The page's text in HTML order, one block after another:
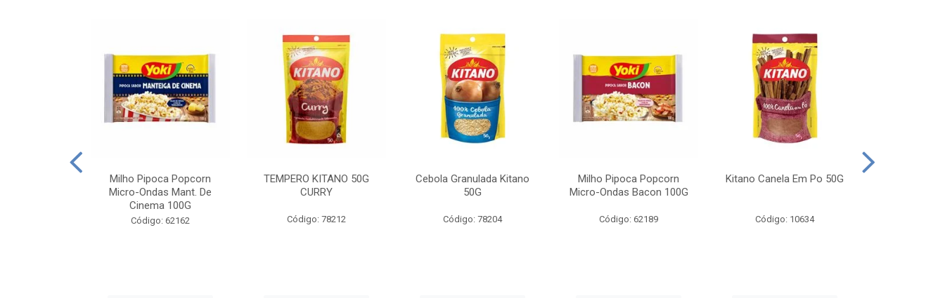
Milho Pipoca Popcorn
Micro-Ondas Mant. De
Cinema 100G
Código: 62162
TEMPERO KITANO 50G
CURRY
Código: 78212
Cebola Granulada Kitano
50G
Código: 78204
Milho Pipoca Popcorn
Micro-Ondas Bacon 100G
Código: 62189
Kitano Canela Em Po 50G
Código: 10634